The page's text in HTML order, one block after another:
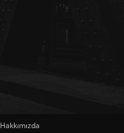
Hakkımızda